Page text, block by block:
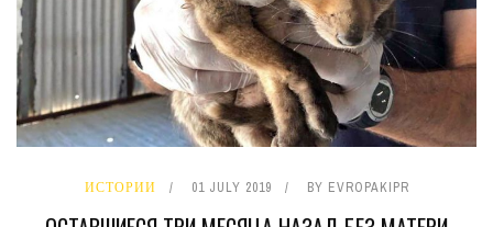
ИСТОРИИ 01 JULY 2019 BY EVROPAKIPR